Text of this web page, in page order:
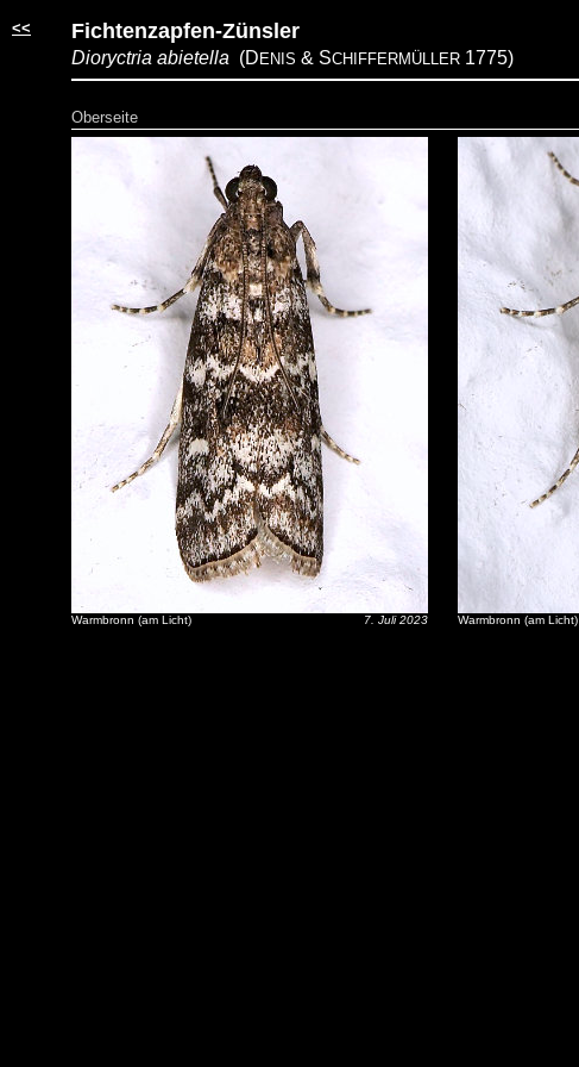
<< Fichtenzapfen-Zünsler
Dioryctria abietella (D ENIS & SCHIFFERMÜLLER 1775)
Oberseite
Warmbronn (am Licht) 7. Juli 2023 Warmbronn (am Licht)